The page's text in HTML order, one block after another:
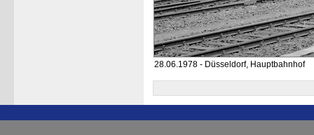
28.06.1978 - Düsseldorf, Hauptbahnhof